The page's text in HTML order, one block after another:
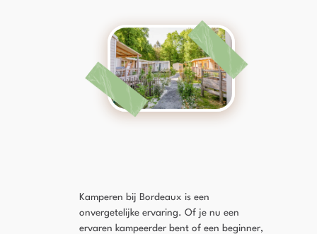
Kamperen bij Bordeaux is een
onvergetelijke ervaring. Of je nu een
ervaren kampeerder bent of een beginner,